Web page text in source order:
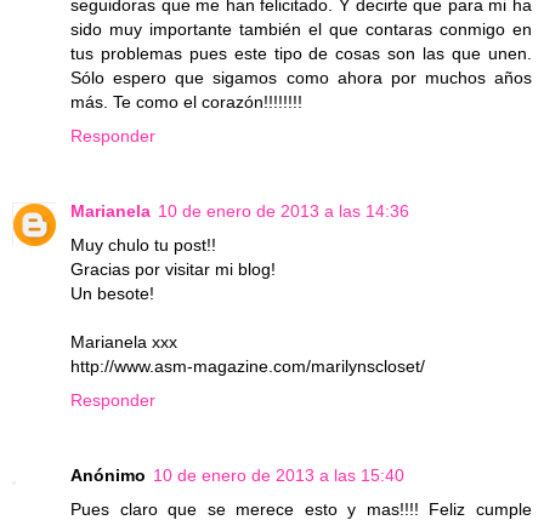
seguidoras que me han felicitado. Y decirte que para mi ha
sido muy importante también el que contaras conmigo en
tus problemas pues este tipo de cosas son las que unen.
Sólo espero que sigamos como ahora por muchos años
más. Te como el corazón!!!!!!!!
Responder
Marianela 10 de enero de 2013 a las 14:36
Muy chulo tu post!!
Gracias por visitar mi blog!
Un besote!
Marianela xxx
http://www.asm-magazine.com/marilynscloset/
Responder
Anónimo 10 de enero de 2013 a las 15:40
Pues claro que se merece esto y mas!!!! Feliz cumple